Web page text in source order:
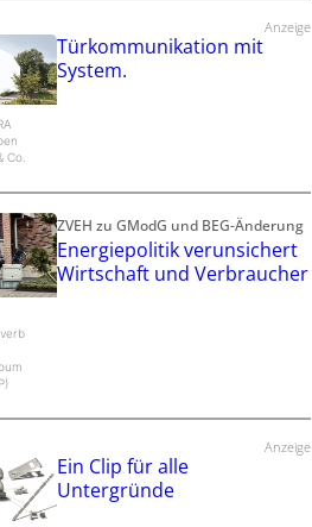
Anzeige
Co.
Türkommunikation mit
System.
ZVEH zu GModG und BEG-Änderung
Energiepolitik verunsichert
Wirtschaft und Verbraucher
Anzeige
Ein Clip für alle
Untergründe